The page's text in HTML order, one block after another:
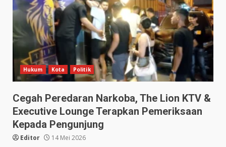
Hukum Kota Politik
Cegah Peredaran Narkoba, The Lion KTV &
Executive Lounge Terapkan Pemeriksaan
Kepada Pengunjung
Editor 14 Mei 2026